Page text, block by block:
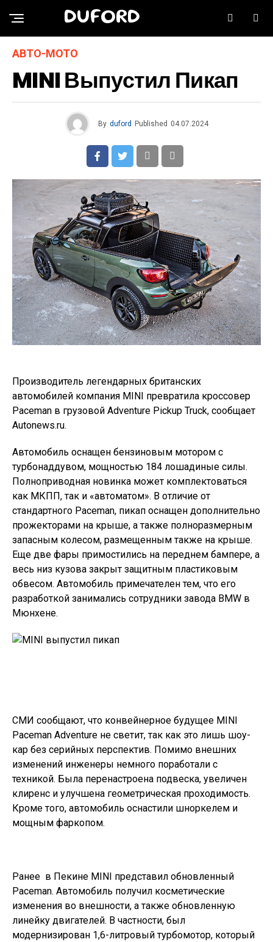
DUFORD
АВТО-МОТО
MINI Выпустил Пикап
By duford Published 04.07.2024
Производитель легендарных британских
автомобилей компания MINI превратила кроссовер
Paceman в грузовой Adventure Pickup Truck, сообщает
Autonews.ru.
Автомобиль оснащен бензиновым мотором с
турбонаддувом, мощностью 184 лошадиные силы.
Полноприводная новинка может комплектоваться
как МКПП, так и «автоматом». В отличие от
стандартного Paceman, пикап оснащен дополнительно
прожекторами на крыше, а также полноразмерным
запасным колесом, размещенным также на крыше.
Еще две фары примостились на переднем бампере, а
весь низ кузова закрыт защитным пластиковым
обвесом. Автомобиль примечателен тем, что его
разработкой занимались сотрудники завода BMW в
Мюнхене.
СМИ сообщают, что конвейнерное будущее MINI
Paceman Adventure не светит, так как это лишь шоу-
кар без серийных перспектив. Помимо внешних
изменений инженеры немного поработали с
техникой. Была перенастроена подвеска, увеличен
клиренс и улучшена геометрическая проходимость.
Кроме того, автомобиль оснастили шноркелем и
мощным фаркопом.
Ранее в Пекине MINI представил обновленный
Paceman. Автомобиль получил косметические
изменения во внешности, а также обновленную
линейку двигателей. В частности, был
модернизирован 1,6-литровый турбомотор, который